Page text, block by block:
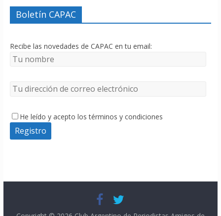
Boletín CAPAC
Recibe las novedades de CAPAC en tu email:
He leído y acepto los términos y condiciones